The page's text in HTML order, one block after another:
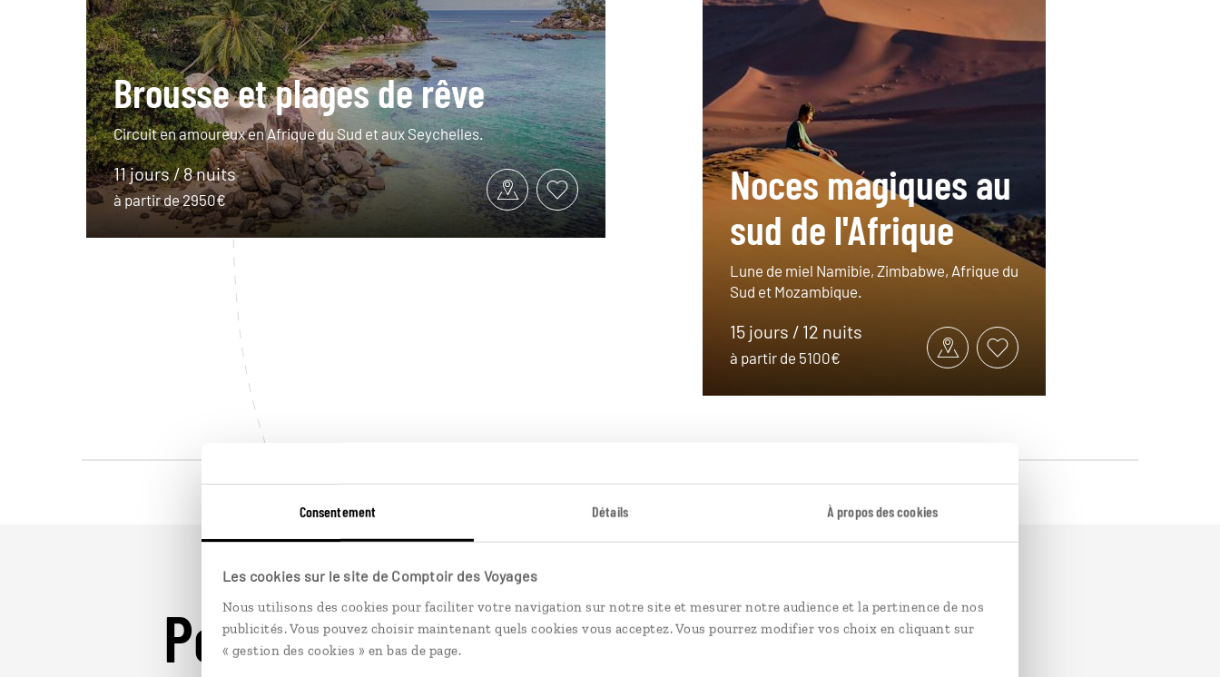
Consentement Détails À propos des cookies
Les cookies sur le site de Comptoir des Voyages
Nous utilisons des cookies pour faciliter votre navigation sur notre site et mesurer notre audience et la pertinence de nos
publicités. Vous pouvez choisir maintenant quels cookies vous acceptez. Vous pourrez modifier vos choix en cliquant sur
« gestion des cookies » en bas de page.
Brousse et plages de rêve
Circuit en amoureux en Afrique du Sud et aux Seychelles.
11 jours / 8 nuits
à partir de 2950€
Noces magiques au
sud de l'Afrique
Lune de miel Namibie, Zimbabwe, Afrique du
Sud et Mozambique.
15 jours / 12 nuits
à partir de 5100€
Pour aller plus loin